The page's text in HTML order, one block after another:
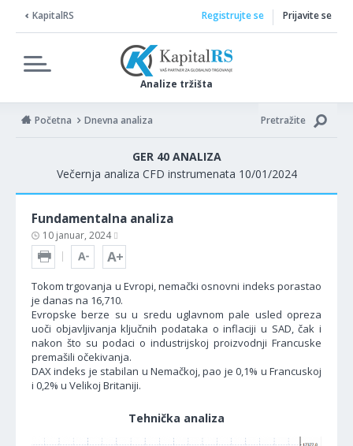
KapitalRS
Analize tržišta
Registrujte se Prijavite se
Početna Dnevna analiza Pretražite
GER 40 ANALIZA
Večernja analiza CFD instrumenata 10/01/2024
Fundamentalna analiza
10 januar, 2024
Tokom trgovanja u Evropi, nemački osnovni indeks porastao
je danas na 16,710.
Evropske berze su u sredu uglavnom pale usled opreza
uoči objavljivanja ključnih podataka o inflaciji u SAD, čak i
nakon što su podaci o industrijskoj proizvodnji Francuske
premašili očekivanja.
DAX indeks je stabilan u Nemačkoj, pao je 0,1% u Francuskoj
i 0,2% u Velikoj Britaniji.
Tehnička analiza